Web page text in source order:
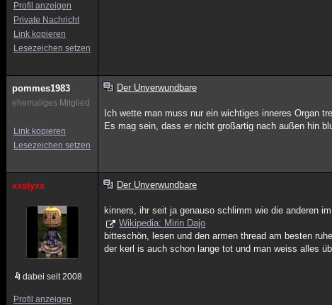
Profil anzeigen
Private Nachricht
Link kopieren
Lesezeichen setzen
pommes1983
ehemaliges Mitglied
Link kopieren
Lesezeichen setzen
Der Unverwundbare
Ich wette man muss nur ein wichtiges inneres Organ
Es mag sein, dass er nicht großartig nach außen hin
xxstyxx
dabei seit 2008
Profil anzeigen
Der Unverwundbare
kinners, ihr seit ja genauso schlimm wie die anderen
Wikipedia: Mirin Dajo
bitteschön, lesen und den armen thread am besten
der kerl is auch schon lange tot und man weiss alles